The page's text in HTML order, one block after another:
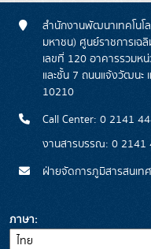
สำนักงานพัฒนาเทคโนโ
มหาชน) ศูนย์ราชการเฉ
เลขที่ 120 อาคารรวมห
และชั้น 7 ถนนแจ้งวัฒนะ
10210
Call Center: 0 2141
งานสารบรรณ: 0 2141
ฝ่ายจัดการภูมิสารสนเท
ภาษา